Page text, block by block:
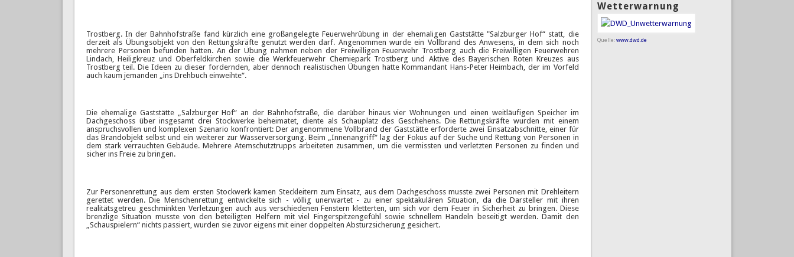
Trostberg. In der Bahnhofstraße fand kürzlich eine großangelegte Feuerwehrübung in der ehemaligen Gaststätte "Salzburger Hof“ statt, die
derzeit als Übungsobjekt von den Rettungskräfte genutzt werden darf. Angenommen wurde ein Vollbrand des Anwesens, in dem sich noch
mehrere Personen befunden hatten. An der Übung nahmen neben der Freiwilligen Feuerwehr Trostberg auch die Freiwilligen Feuerwehren
Lindach, Heiligkreuz und Oberfeldkirchen sowie die Werkfeuerwehr Chemiepark Trostberg und Aktive des Bayerischen Roten Kreuzes aus
Trostberg teil. Die Ideen zu dieser fordernden, aber dennoch realistischen Übungen hatte Kommandant Hans-Peter Heimbach, der im Vorfeld
auch kaum jemanden „ins Drehbuch einweihte“.
Die ehemalige Gaststätte „Salzburger Hof“ an der Bahnhofstraße, die darüber hinaus vier Wohnungen und einen weitläufigen Speicher im
Dachgeschoss über insgesamt drei Stockwerke beheimatet, diente als Schauplatz des Geschehens. Die Rettungskräfte wurden mit einem
anspruchsvollen und komplexen Szenario konfrontiert: Der angenommene Vollbrand der Gaststätte erforderte zwei Einsatzabschnitte, einer für
das Brandobjekt selbst und ein weiterer zur Wasserversorgung. Beim „Innenangriff“ lag der Fokus auf der Suche und Rettung von Personen in
dem stark verrauchten Gebäude. Mehrere Atemschutztrupps arbeiteten zusammen, um die vermissten und verletzten Personen zu finden und
sicher ins Freie zu bringen.
Zur Personenrettung aus dem ersten Stockwerk kamen Steckleitern zum Einsatz, aus dem Dachgeschoss musste zwei Personen mit Drehleitern
gerettet werden. Die Menschenrettung entwickelte sich - völlig unerwartet - zu einer spektakulären Situation, da die Darsteller mit ihren
realitätsgetreu geschminkten Verletzungen auch aus verschiedenen Fenstern kletterten, um sich vor dem Feuer in Sicherheit zu bringen. Diese
brenzlige Situation musste von den beteiligten Helfern mit viel Fingerspitzengefühl sowie schnellem Handeln beseitigt werden. Damit den
„Schauspielern“ nichts passiert, wurden sie zuvor eigens mit einer doppelten Absturzsicherung gesichert.
Wetterwarnung
Quelle: www.dwd.de